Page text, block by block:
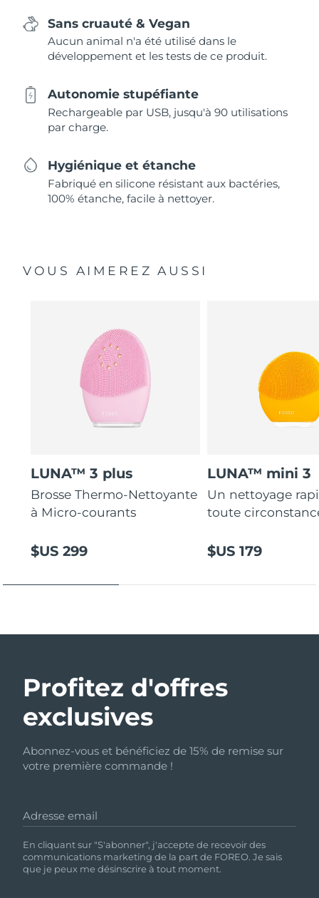
Sans cruauté & Vegan
Aucun animal n'a été utilisé dans le
développement et les tests de ce produit.
Autonomie stupéfiante
Rechargeable par USB, jusqu'à 90 utilisations
par charge.
Hygiénique et étanche
Fabriqué en silicone résistant aux bactéries,
100% étanche, facile à nettoyer.
VOUS AIMEREZ AUSSI
LUNA™ 3 plus
Brosse Thermo-Nettoyante
à Micro-courants
$US 299
LUNA™ mini 3
Un nettoyage
toute
$US 179
Profitez d'offres
exclusives
Abonnez-vous et bénéficiez de 15% de remise sur
votre première commande !
Adresse email
En cliquant sur "S'abonner", j'accepte de recevoir des
communications marketing de la part de FOREO. Je sais
que je peux me désinscrire à tout moment.